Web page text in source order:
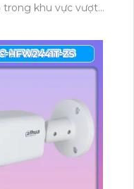
trong khu vực vượt